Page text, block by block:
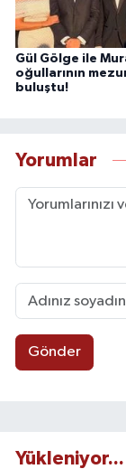
Gül Gölge ile
oğullarının
buluştu!
Yorumlar
Gönder
Yükleniyor...